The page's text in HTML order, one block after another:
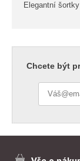
Elegantní
Chcete být